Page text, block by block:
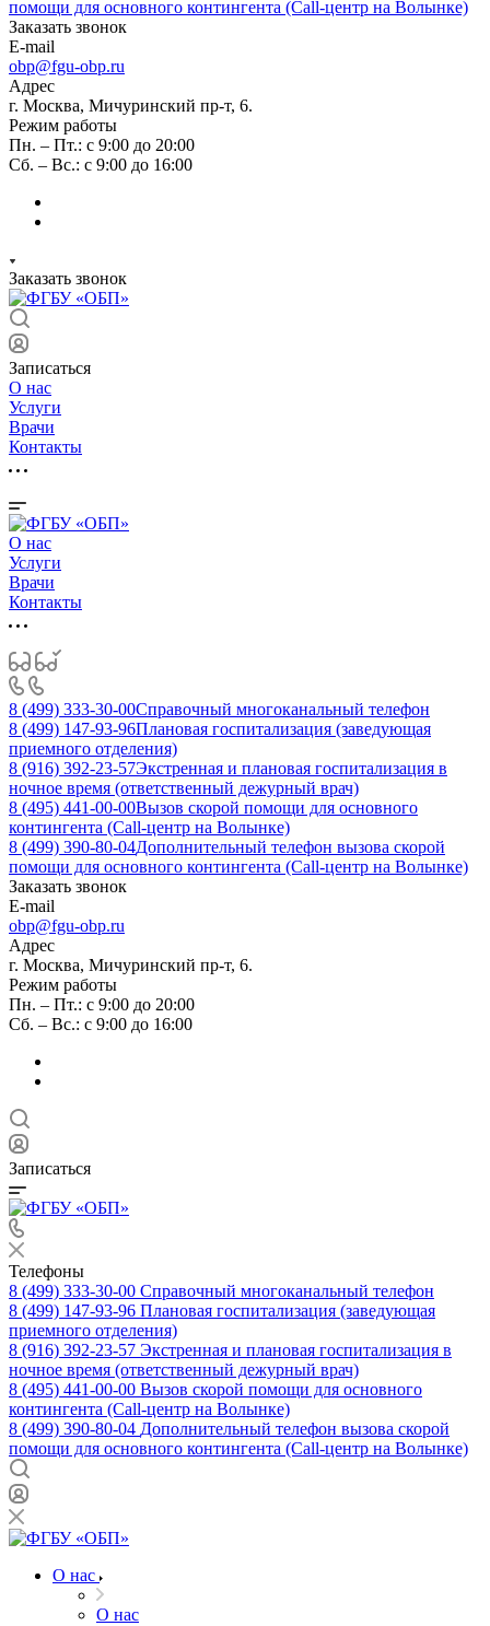
помощи для основного контингента (Call-центр на Волынке)
Заказать звонок
E-mail
obp@fgu-obp.ru
Адрес
г. Москва, Мичуринский пр-т, 6.
Режим работы
Пн. – Пт.: с 9:00 до 20:00
Сб. – Вс.: с 9:00 до 16:00
Заказать звонок
Записаться
О нас
Услуги
Врачи
Контакты
О нас
Услуги
Врачи
Контакты
8 (499) 333-30-00Справочный многоканальный телефон
8 (499) 147-93-96Плановая госпитализация (заведующая
приемного отделения)
8 (916) 392-23-57Экстренная и плановая госпитализация в
ночное время (ответственный дежурный врач)
8 (495) 441-00-00Вызов скорой помощи для основного
контингента (Call-центр на Волынке)
8 (499) 390-80-04Дополнительный телефон вызова скорой
помощи для основного контингента (Call-центр на Волынке)
Заказать звонок
E-mail
obp@fgu-obp.ru
Адрес
г. Москва, Мичуринский пр-т, 6.
Режим работы
Пн. – Пт.: с 9:00 до 20:00
Сб. – Вс.: с 9:00 до 16:00
Записаться
Телефоны
8 (499) 333-30-00 Справочный многоканальный телефон
8 (499) 147-93-96 Плановая госпитализация (заведующая
приемного отделения)
8 (916) 392-23-57 Экстренная и плановая госпитализация в
ночное время (ответственный дежурный врач)
8 (495) 441-00-00 Вызов скорой помощи для основного
контингента (Call-центр на Волынке)
8 (499) 390-80-04 Дополнительный телефон вызова скорой
помощи для основного контингента (Call-центр на Волынке)
О нас
О нас